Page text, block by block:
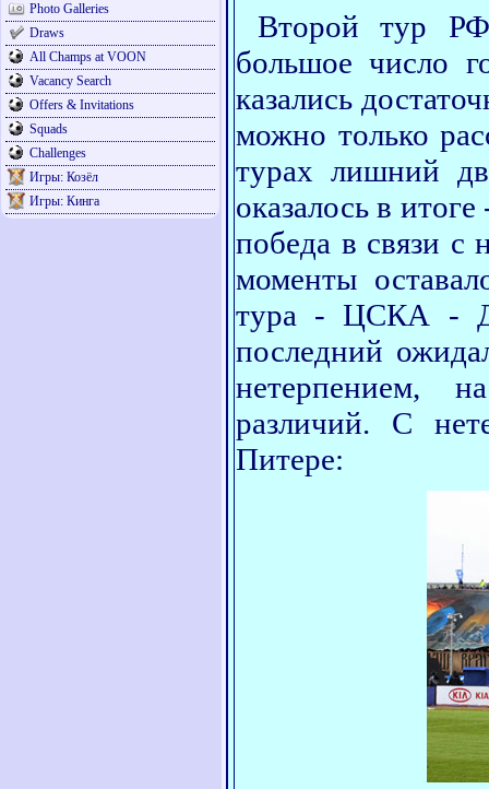
Photo Galleries
Draws
All Champs at VOON
Vacancy Search
Offers & Invitations
Squads
Challenges
Игры: Козёл
Игры: Кинга
Второй тур
большое число
казались
можно только
турах лишний
оказалось в
победа в связи с
моменты
тура - ЦСКА -
последний
нетерпением,
различий. С
Питере: